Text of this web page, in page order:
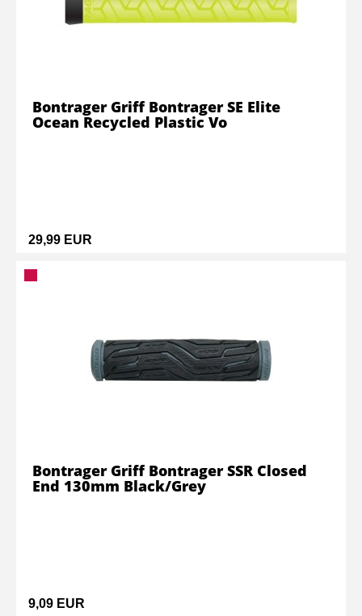
29,99 EUR
Bontrager Griff Bontrager SE Elite
Ocean Recycled Plastic Vo
9,09 EUR
Bontrager Griff Bontrager SSR Closed
End 130mm Black/Grey